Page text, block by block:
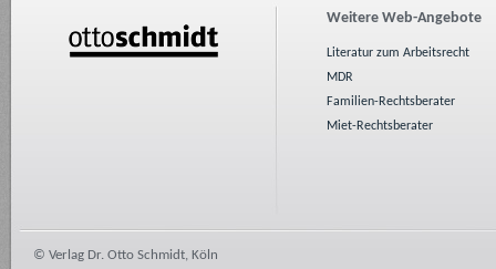
Weitere Web-Angebote
Literatur zum Arbeitsrecht
MDR
Familien-Rechtsberater
Miet-Rechtsberater
© Verlag Dr. Otto Schmidt, Köln